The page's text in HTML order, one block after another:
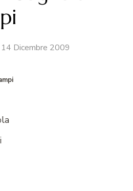
14 Dicembre 2009